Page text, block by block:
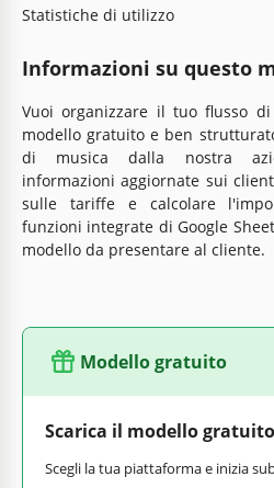
Statistiche di utilizzo
Informazioni su questo
Vuoi organizzare il tuo flusso
modello gratuito e ben
di musica dalla nostra
informazioni aggiornate sui
sulle tariffe e calcolare
funzioni integrate di Google
modello da presentare al cliente.
Modello gratuito
Scarica il modello gratuito
Scegli la tua piattaforma e inizia